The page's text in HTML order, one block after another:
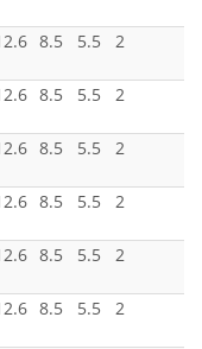
8.5 5.5 2
8.5 5.5 2
8.5 5.5 2
8.5 5.5 2
8.5 5.5 2
8.5 5.5 2